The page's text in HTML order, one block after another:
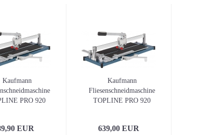
Kaufmann
PRO 920
EUR
Kaufmann
Fliesenschneidmaschine
TOPLINE PRO 920
Transporträdern
639,00 EUR